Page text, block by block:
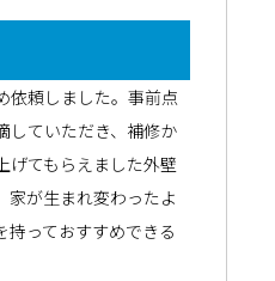
依頼しました。事前点
していただき、補修か
げてもらえました外壁
家が生まれ変わったよ
持っておすすめできる